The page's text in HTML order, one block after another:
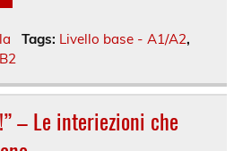
Tags: Livello base - A1/A2,
– Le interiezioni che